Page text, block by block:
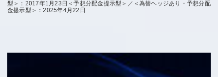
型＞：2017年1月23日＜予想分配金提示型＞／＜為替ヘッジあり・予想分配
金提示型＞：2025年4月22日